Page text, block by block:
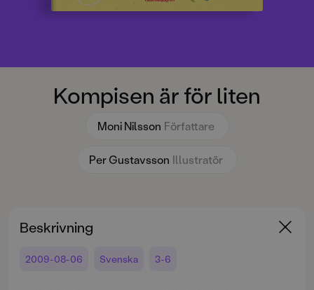
Kompisen är för liten
Moni Nilsson Författare
Per Gustavsson Illustratör
Beskrivning
2009-08-06 Svenska 3-6